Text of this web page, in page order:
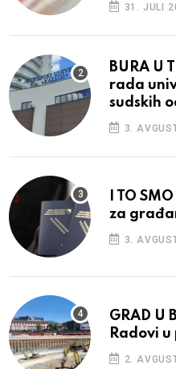
31. JULI
BURA U
rada
sudskih
3.
I TO
za
3.
GRAD U
Radovi u
2.